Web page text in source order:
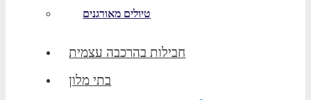
טיולים מאורגנים
חבילות בהרכבה עצמית
בתי מלון